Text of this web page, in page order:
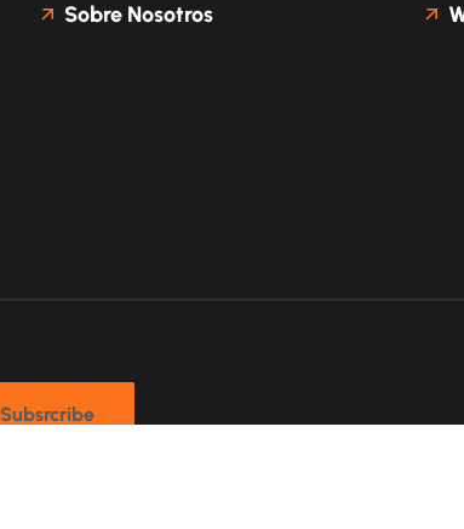
Sobre Nosotros
Subsrcribe